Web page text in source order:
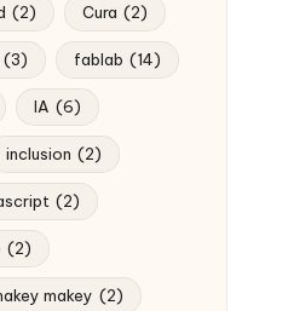
(2) Cura (2)
(3) fablab (14)
IA (6)
inclusion (2)
(2)
(2)
makey (2)